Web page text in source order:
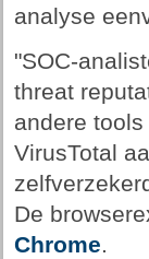
analyse
"SOC-
threat
andere
VirusTotal
De
Chrome.